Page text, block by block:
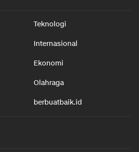
Teknologi
Internasional
Ekonomi
Olahraga
berbuatbaik.id